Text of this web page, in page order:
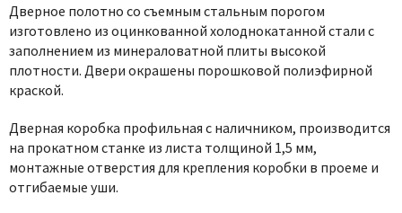
Дверное полотно со съемным стальным порогом
изготовлено из оцинкованной холоднокатанной стали с
заполнением из минераловатной плиты высокой
плотности. Двери окрашены порошковой полиэфирной
краской.
Дверная коробка профильная с наличником, производится
на прокатном станке из листа толщиной 1,5 мм,
монтажные отверстия для крепления коробки в проеме и
отгибаемые уши.